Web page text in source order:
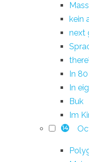
kein
next
In
In
Buk
Im
14